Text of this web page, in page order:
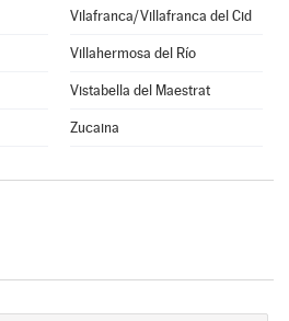
Vilafranca/Villafranca del Cid
Villahermosa del Río
Vistabella del Maestrat
Zucaina